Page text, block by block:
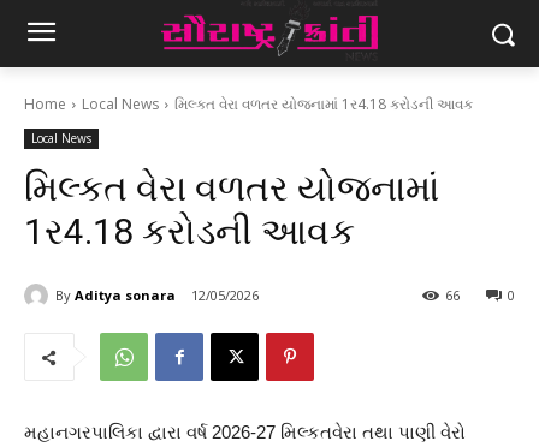
Home Local News મિલ્કત વેરા વળતર યોજનામાં 1ર4.18 કરોડની આવક
Local News
મિલ્કત વેરા વળતર યોજનામાં
1ર4.18 કરોડની આવક
By Aditya sonara 12/05/2026 0
66
મહાનગરપાલિકા દ્વારા વર્ષ 2026-27 મિલ્કતવેરા તથા પાણી વેરો